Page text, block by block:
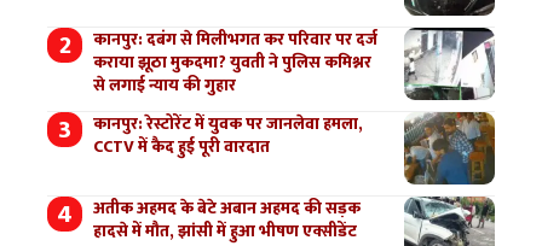
कानपुर: दबंग से मिलीभगत कर परिवार पर दर्ज
कराया झूठा मुकदमा? युवती ने पुलिस कमिश्नर
से लगाई न्याय की गुहार
कानपुर: रेस्टोरेंट में युवक पर जानलेवा हमला,
CCTV में कैद हुई पूरी वारदात
अतीक अहमद के बेटे अबान अहमद की सड़क
हादसे में मौत, झांसी में हुआ भीषण एक्सीडेंट